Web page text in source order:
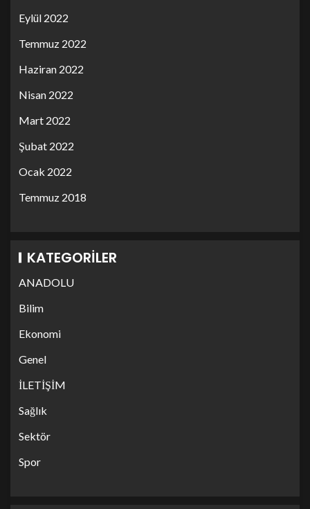
Eylül 2022
Temmuz 2022
Haziran 2022
Nisan 2022
Mart 2022
Şubat 2022
Ocak 2022
Temmuz 2018
KATEGORILER
ANADOLU
Bilim
Ekonomi
Genel
İLETİŞİM
Sağlık
Sektör
Spor